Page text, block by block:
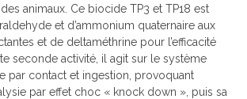
animaux. Ce biocide TP3 et TP18 est
et d’ammonium quaternaire aux
et de deltaméthrine pour l’efficacité
seconde activité, il agit sur le système
par contact et ingestion, provoquant
par effet choc « knock down », puis sa